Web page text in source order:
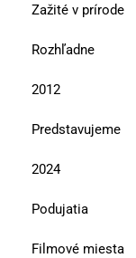
Zažité v prírode
Rozhľadne
2012
Predstavujeme
2024
Podujatia
Filmové miesta